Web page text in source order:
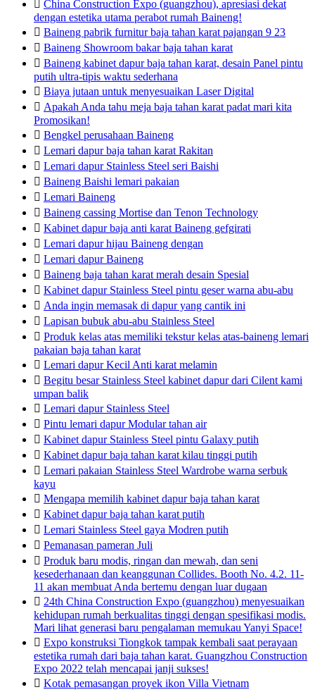
China Construction Expo (guangzhou), apresiasi dekat
dengan estetika utama perabot rumah Baineng!
 Baineng pabrik furnitur baja tahan karat pajangan 9 23
 Baineng Showroom bakar baja tahan karat
 Baineng kabinet dapur baja tahan karat, desain Panel pintu
putih ultra-tipis waktu sederhana
 Biaya jutaan untuk menyesuaikan Laser Digital
 Apakah Anda tahu meja baja tahan karat padat mari kita
Promosikan!
 Bengkel perusahaan Baineng
 Lemari dapur baja tahan karat Rakitan
 Lemari dapur Stainless Steel seri Baishi
 Baineng Baishi lemari pakaian
 Lemari Baineng
 Baineng cassing Mortise dan Tenon Technology
 Kabinet dapur baja anti karat Baineng gefgirati
 Lemari dapur hijau Baineng dengan
 Lemari dapur Baineng
 Baineng baja tahan karat merah desain Spesial
 Kabinet dapur Stainless Steel pintu geser warna abu-abu
 Anda ingin memasak di dapur yang cantik ini
 Lapisan bubuk abu-abu Stainless Steel
 Produk kelas atas memiliki tekstur kelas atas-baineng lemari
pakaian baja tahan karat
 Lemari dapur Kecil Anti karat melamin
 Begitu besar Stainless Steel kabinet dapur dari Cilent kami
umpan balik
 Lemari dapur Stainless Steel
 Pintu lemari dapur Modular tahan air
 Kabinet dapur Stainless Steel pintu Galaxy putih
 Kabinet dapur baja tahan karat kilau tinggi putih
 Lemari pakaian Stainless Steel Wardrobe warna serbuk
kayu
 Mengapa memilih kabinet dapur baja tahan karat
 Kabinet dapur baja tahan karat putih
 Lemari Stainless Steel gaya Modren putih
 Pemanasan pameran Juli
 Produk baru modis, ringan dan mewah, dan seni
kesederhanaan dan keanggunan Collides. Booth No. 4.2. 11-
11 akan membuat Anda bertemu dengan luar dugaan
 24th China Construction Expo (guangzhou) menyesuaikan
kehidupan rumah berkualitas tinggi dengan spesifikasi modis.
Mari lihat generasi baru pengalaman memukau Yanyi Space!
 Expo konstruksi Tiongkok tampak kembali saat perayaan
estetika rumah dari baja tahan karat. Guangzhou Construction
Expo 2022 telah mencapai janji sukses!
 Kotak pemasangan proyek ikon Villa Vietnam